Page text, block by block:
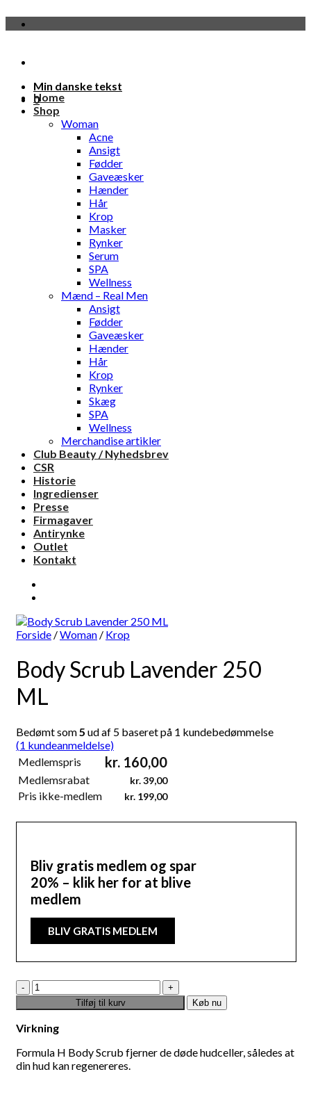
Min danske tekst
0
Home
Shop
Woman
Acne
Ansigt
Fødder
Gaveæsker
Hænder
Hår
Krop
Masker
Rynker
Serum
SPA
Wellness
Mænd – Real Men
Ansigt
Fødder
Gaveæsker
Hænder
Hår
Krop
Rynker
Skæg
SPA
Wellness
Merchandise artikler
Club Beauty / Nyhedsbrev
CSR
Historie
Ingredienser
Presse
Firmagaver
Antirynke
Outlet
Kontakt
Forside /Woman / Krop
Body Scrub Lavender 250
ML
Bedømt som5 ud af 5 baseret på 1 kundebedømmelse
(1 kundeanmeldelse)
Medlemspris
kr. 160,00
Medlemsrabat kr.39,00
Pris ikke-medlem kr. 199,00
Bliv gratis medlem og spar
20% – klik her for at blive
medlem
BLIV GRATIS MEDLEM
Body
Scrub
Lavender
250
antal
Tilføj til kurv Køb nu
Virkning
Formula H Body Scrub fjerner de døde hudceller, således at
din hud kan regenereres.